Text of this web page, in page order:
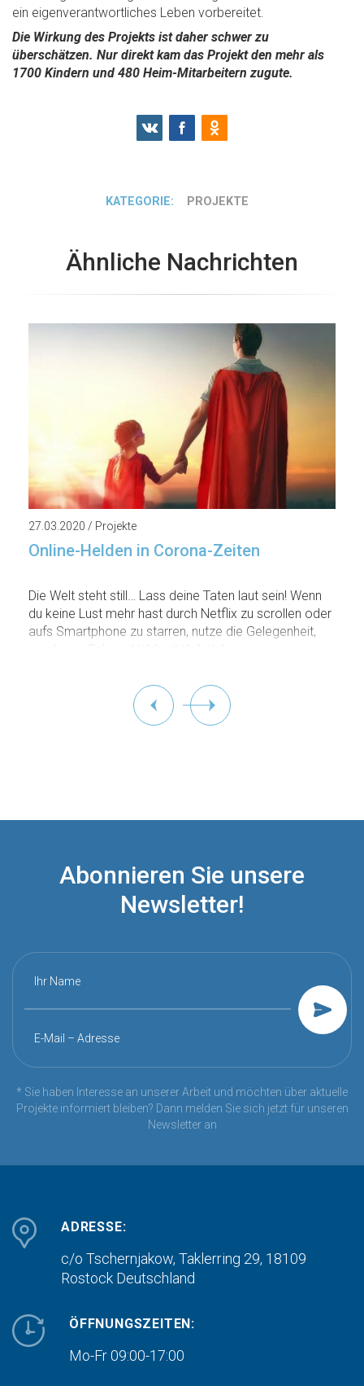
ein eigenverantwortliches Leben vorbereitet.
Die Wirkung des Projekts ist daher schwer zu
überschätzen. Nur direkt kam das Projekt den mehr als
1700 Kindern und 480 Heim-Mitarbeitern zugute.
KATEGORIE: PROJEKTE
Ähnliche Nachrichten
27.03.2020 / Projekte
Online-Helden in Corona-Zeiten
Die Welt steht still… Lass deine Taten laut sein! Wenn
du keine Lust mehr hast durch Netflix zu scrollen oder
aufs Smartphone zu starren, nutze die Gelegenheit,
Abonnieren Sie unsere
Newsletter!
Ihr Name
E-Mail – Adresse
* Sie haben Interesse an unserer Arbeit und möchten über aktuelle
Projekte informiert bleiben? Dann melden Sie sich jetzt für unseren
Newsletter an
ADRESSE:
c/o Tschernjakow, Taklerring 29, 18109
Rostock Deutschland
ÖFFNUNGSZEITEN:
Mo-Fr 09:00-17:00